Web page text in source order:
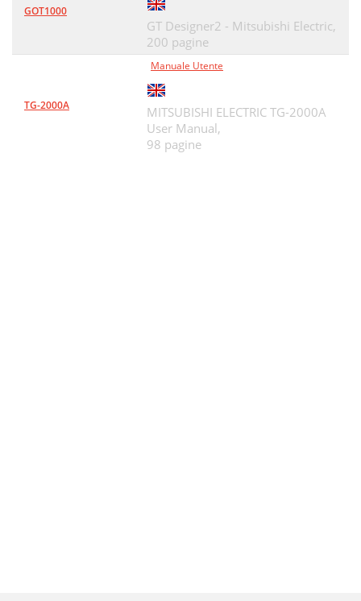
GOT1000
GT Designer2 - Mitsubishi Electric,
200 pagine
TG-2000A
Manuale Utente
MITSUBISHI ELECTRIC TG-2000A
User Manual,
98 pagine